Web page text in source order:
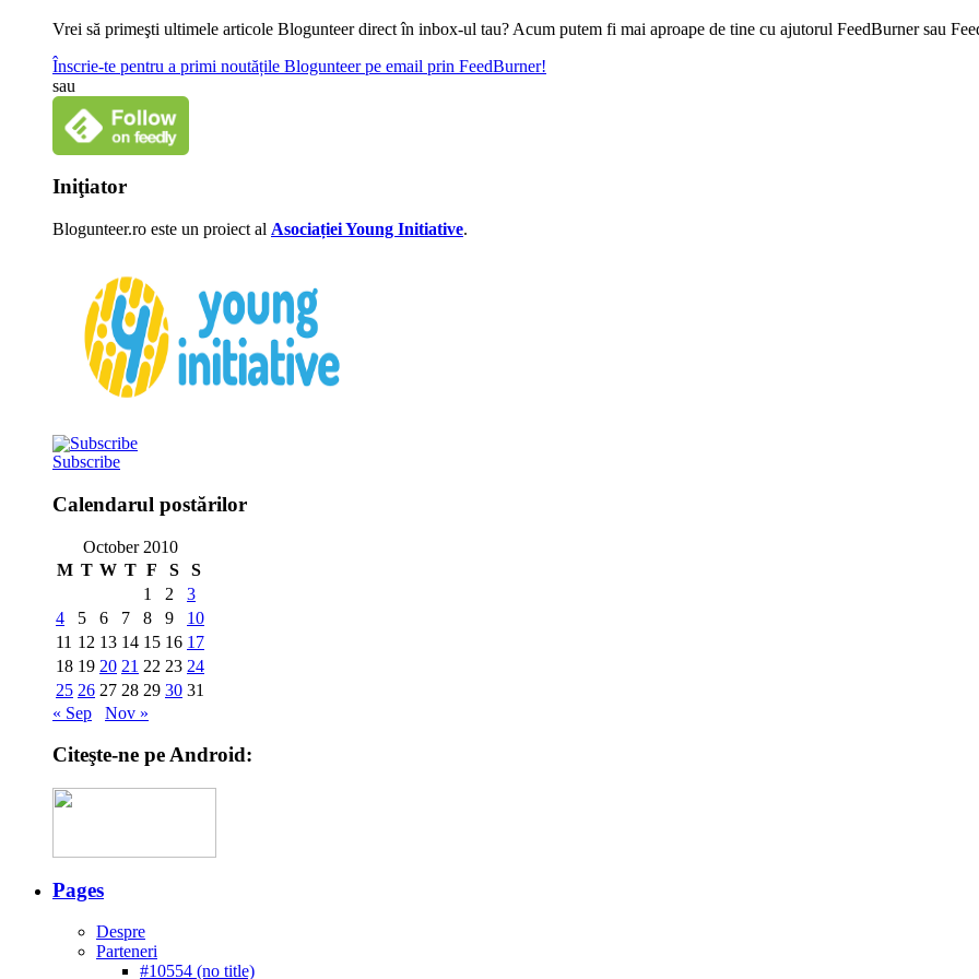
Vrei să primeşti ultimele articole Blogunteer direct în inbox-ul tau? Acum putem fi mai aproape de tine cu ajutorul FeedBurner sau
Înscrie-te pentru a primi noutățile Blogunteer pe email prin FeedBurner!
sau
Iniţiator
Blogunteer.ro este un proiect al Asociației Young Initiative.
Subscribe
Calendarul postărilor
October 2010
M T W T F S
S
1
2
3
4
5 6 7 8 9
10
11 12 13 14 15 16 17
18 19 20 21 22 23 24
25 26 27 28 29 30 31
« Sep
Nov »
Citeşte-ne pe Android:
Pages
Despre
Parteneri
#10554 (no title)